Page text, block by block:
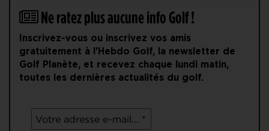
Ne ratez plus aucune info Golf !
Inscrivez-vous ou inscrivez vos amis
gratuitement à l'Hebdo Golf, la newsletter de
Golf Planète, et recevez chaque lundi matin,
toutes les dernières actualités du golf.